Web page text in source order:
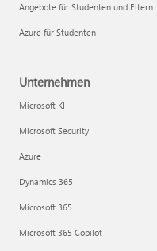
Angebote für Studenten und Eltern
Azure für Studenten
Unternehmen
Microsoft KI
Microsoft Security
Azure
Dynamics 365
Microsoft 365
Microsoft 365 Copilot